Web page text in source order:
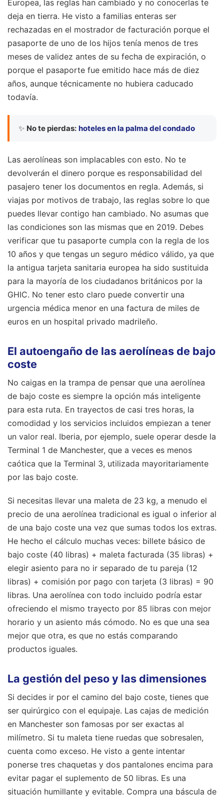
Europea, las reglas han cambiado y no conocerlas te
deja en tierra. He visto a familias enteras ser
rechazadas en el mostrador de facturación porque el
pasaporte de uno de los hijos tenía menos de tres
meses de validez antes de su fecha de expiración, o
porque el pasaporte fue emitido hace más de diez
años, aunque técnicamente no hubiera caducado
todavía.
✨ No te pierdas: hoteles en la palma del condado
Las aerolíneas son implacables con esto. No te
devolverán el dinero porque es responsabilidad del
pasajero tener los documentos en regla. Además, si
viajas por motivos de trabajo, las reglas sobre lo que
puedes llevar contigo han cambiado. No asumas que
las condiciones son las mismas que en 2019. Debes
verificar que tu pasaporte cumpla con la regla de los
10 años y que tengas un seguro médico válido, ya que
la antigua tarjeta sanitaria europea ha sido sustituida
para la mayoría de los ciudadanos británicos por la
GHIC. No tener esto claro puede convertir una
urgencia médica menor en una factura de miles de
euros en un hospital privado madrileño.
El autoengaño de las aerolíneas de bajo
coste
No caigas en la trampa de pensar que una aerolínea
de bajo coste es siempre la opción más inteligente
para esta ruta. En trayectos de casi tres horas, la
comodidad y los servicios incluidos empiezan a tener
un valor real. Iberia, por ejemplo, suele operar desde la
Terminal 1 de Manchester, que a veces es menos
caótica que la Terminal 3, utilizada mayoritariamente
por las bajo coste.
Si necesitas llevar una maleta de 23 kg, a menudo el
precio de una aerolínea tradicional es igual o inferior al
de una bajo coste una vez que sumas todos los extras.
He hecho el cálculo muchas veces: billete básico de
bajo coste (40 libras) + maleta facturada (35 libras) +
elegir asiento para no ir separado de tu pareja (12
libras) + comisión por pago con tarjeta (3 libras) = 90
libras. Una aerolínea con todo incluido podría estar
ofreciendo el mismo trayecto por 85 libras con mejor
horario y un asiento más cómodo. No es que una sea
mejor que otra, es que no estás comparando
productos iguales.
La gestión del peso y las dimensiones
Si decides ir por el camino del bajo coste, tienes que
ser quirúrgico con el equipaje. Las cajas de medición
en Manchester son famosas por ser exactas al
milímetro. Si tu maleta tiene ruedas que sobresalen,
cuenta como exceso. He visto a gente intentar
ponerse tres chaquetas y dos pantalones encima para
evitar pagar el suplemento de 50 libras. Es una
situación humillante y evitable. Compra una báscula de